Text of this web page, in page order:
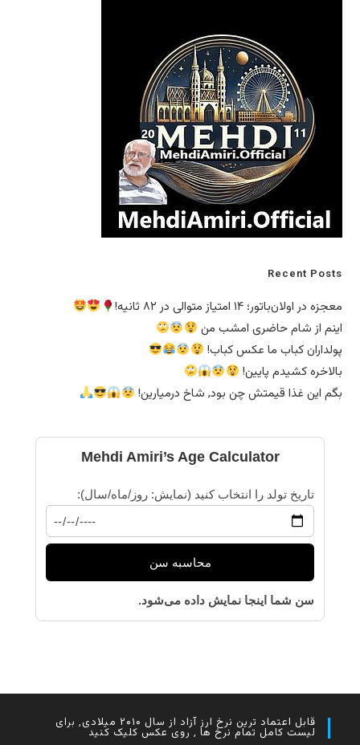
Recent Posts
معجزه در اولان‌باتور؛ ۱۴ امتیاز متوالی در ۸۲ ثانیه!
اینم از شام حاضری امشب من
پولداران کباب ما عکس کباب!
بالاخره کشیدم پایین!
بگم این غذا قیمتش چن بود, شاخ درمیارین!
Mehdi Amiri’s Age Calculator
تاریخ تولد را انتخاب کنید (نمایش: روز/ماه/سال):
محاسبه سن
سن شما اینجا نمایش داده می‌شود.
قابل اعتماد ترین نرخ ارز آزاد از سال ۲۰۱۰ میلادی, برای
لیست کامل تمام نرخ ها , روی عکس کلیک کنید